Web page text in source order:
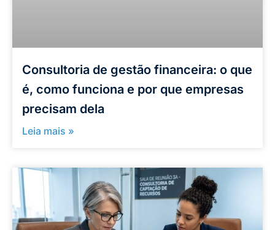
Consultoria de gestão financeira: o que
é, como funciona e por que empresas
precisam dela
Leia mais »